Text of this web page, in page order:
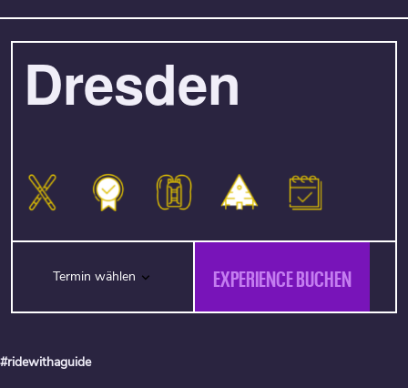
Dresden
Termin wählen EXPERIENCE BUCHEN
#ridewithaguide